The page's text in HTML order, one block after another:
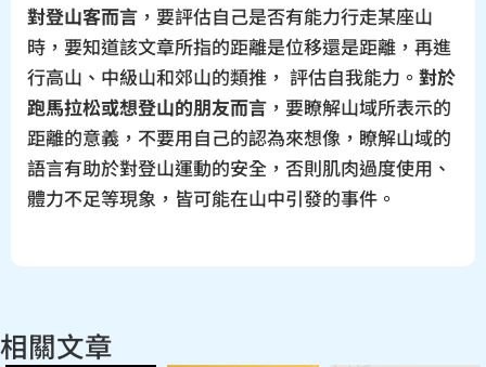
對登山客而言 ，要評估自己是否有能力行走某座山
時，要知道該文章所指的距離是位移還是距離，再進
行高山、中級山和郊山的類推， 評估自我能力。 對於
跑馬拉松或想登山的朋友而言 ，要瞭解山域所表示的
距離的意義，不要用自己的認為來想像，瞭解山域的
語言有助於對登山運動的安全，否則肌肉過度使用、
體力不足等現象，皆可能在山中引發的事件。
相關文章